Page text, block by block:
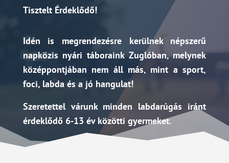
Tisztelt Érdeklődő!
Idén is megrendezésre kerülnek népszerű
napközis nyári táboraink Zuglóban, melynek
középpontjában nem áll más, mint a sport,
foci, labda és a jó hangulat!
Szeretettel várunk minden labdarúgás iránt
érdeklődő 6-13 év közötti gyermeket.